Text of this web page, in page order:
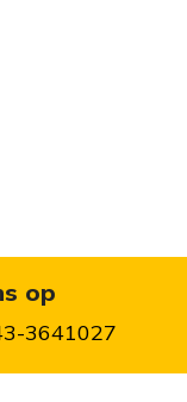
op
3641027